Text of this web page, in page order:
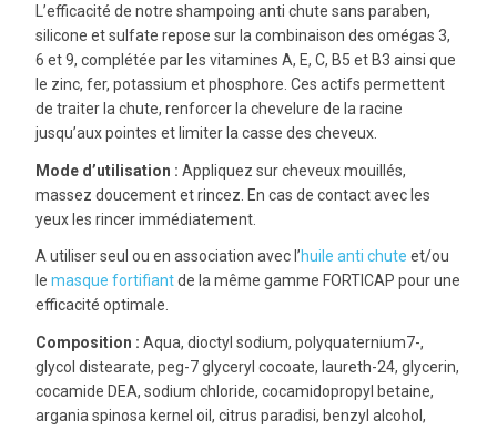
L’efficacité de notre shampoing anti chute sans paraben,
silicone et sulfate repose sur la combinaison des omégas 3,
6 et 9, complétée par les vitamines A, E, C, B5 et B3 ainsi que
le zinc, fer, potassium et phosphore. Ces actifs permettent
de traiter la chute, renforcer la chevelure de la racine
jusqu’aux pointes et limiter la casse des cheveux.
Mode d’utilisation : Appliquez sur cheveux mouillés,
massez doucement et rincez. En cas de contact avec les
yeux les rincer immédiatement.
A utiliser seul ou en association avec l’huile anti chute et/ou
le masque fortifiantde la même gamme FORTICAP pour une
efficacité optimale.
Composition : Aqua, dioctyl sodium, polyquaternium7-,
glycol distearate, peg-7 glyceryl cocoate, laureth-24, glycerin,
cocamide DEA, sodium chloride, cocamidopropyl betaine,
argania spinosa kernel oil, citrus paradisi, benzyl alcohol,